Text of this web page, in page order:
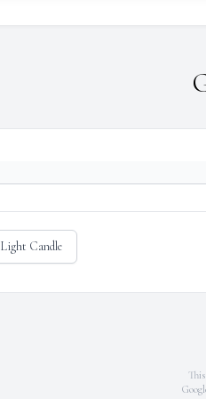
Light Candle